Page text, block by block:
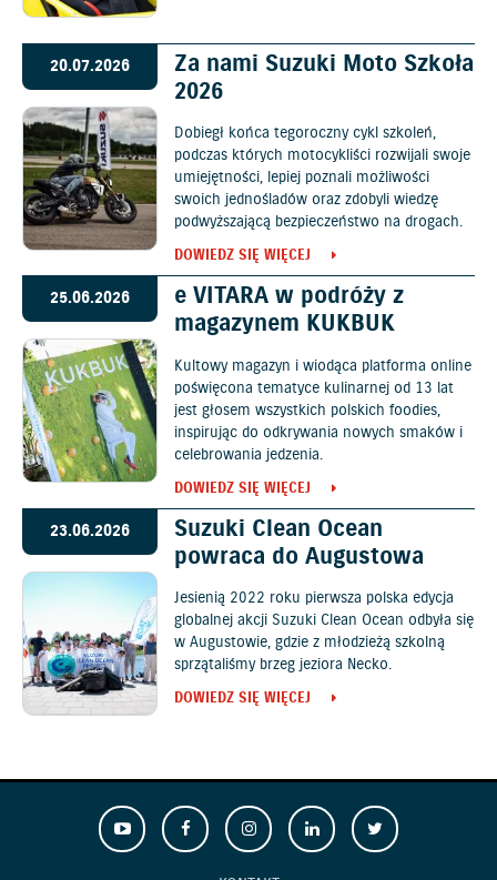
20.07.2026
Za nami Suzuki Moto Szkoła
2026
Dobiegł końca tegoroczny cykl szkoleń,
podczas których motocykliści rozwijali swoje
umiejętności, lepiej poznali możliwości
swoich jednośladów oraz zdobyli wiedzę
podwyższającą bezpieczeństwo na drogach.
DOWIEDZ SIĘ WIĘCEJ
25.06.2026
e VITARA w podróży z
magazynem KUKBUK
Kultowy magazyn i wiodąca platforma online
poświęcona tematyce kulinarnej od 13 lat
jest głosem wszystkich polskich foodies,
inspirując do odkrywania nowych smaków i
celebrowania jedzenia.
DOWIEDZ SIĘ WIĘCEJ
23.06.2026
Suzuki Clean Ocean
powraca do Augustowa
Jesienią 2022 roku pierwsza polska edycja
globalnej akcji Suzuki Clean Ocean odbyła się
w Augustowie, gdzie z młodzieżą szkolną
sprzątaliśmy brzeg jeziora Necko.
DOWIEDZ SIĘ WIĘCEJ